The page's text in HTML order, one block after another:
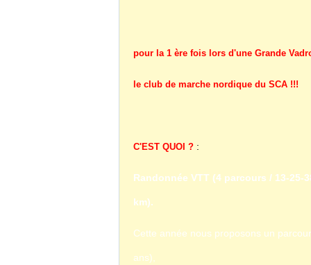
pour la 1 ère fois lors d'une Grande
e club de marche nordique du SCA !!!
C'EST QUOI ? :
Randonnée VTT (4 parcours / 13-25-
km).
Cette année nous proposons un
ans),